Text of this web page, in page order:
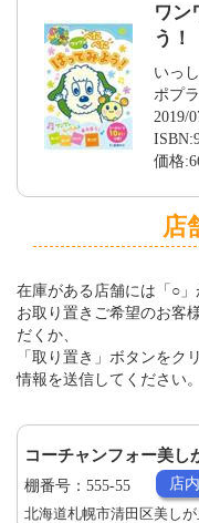
ワン
う
いっ
ポプ
2019/
価格
店
在庫がある店舗には「○」
お取り置きご希望のお客
だくか、
「取り置き」ボタンをク
情報を送信してください。
コーチャンフォー美し
棚番号：555-55 店
北海道札幌市清田区美し